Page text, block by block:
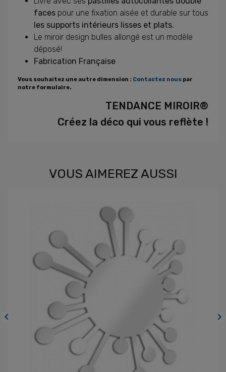
faces pour une fixation aisée et durable sur tous
les supports intérieurs lisses et plats.
Le miroir design bulles allongé est un modèle
déposé!
Fabrication Française
Vous souhaitez une autre dimension : Contactez nous par
notre formulaire.
TENDANCE MIROIR®
Créez la déco qui vous reflète !
VOUS AIMEREZ AUSSI
 